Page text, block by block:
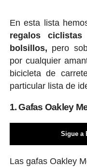
En esta lista
regalos ciclistas
bolsillos, pero
por cualquier
bicicleta de
particular lista de
1. Gafas Oakley
Sigue a
Las gafas Oakley